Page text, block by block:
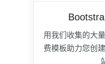
用我们收集的大
费模板助力您创